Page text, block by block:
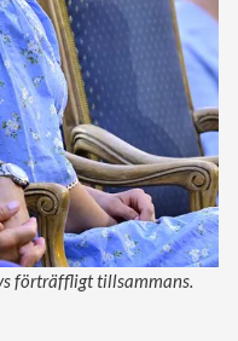
förträffligt tillsammans.